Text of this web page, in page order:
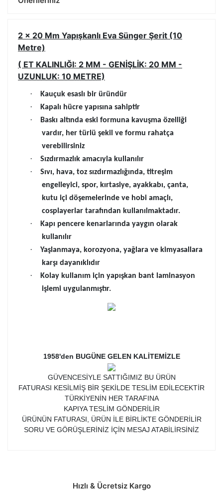
2 x 20 Mm Yapışkanlı Eva Sünger Şerit (10
Metre)
( ET KALINLIĞI: 2 MM - GENİŞLİK: 20 MM -
UZUNLUK: 10 METRE)
· Kauçuk esaslı bir üründür
· Kapalı hücre yapısına sahiptir
·
Baskı altında eski formuna kavuşma özelliği
vardır, her türlü şekil ve formu rahatça
verebilirsiniz
· Sızdırmazlık amacıyla kullanılır
·
Sıvı, hava, toz sızdırmazlığında, titreşim
engelleyici, spor, kırtasiye, ayakkabı, çanta,
kutu içi döşemelerinde ve hobi amaçlı,
cosplayerlar tarafından kullanılmaktadır.
·
Kapı pencere kenarlarında yaygın olarak
kullanılır
·
Yaşlanmaya, korozyona, yağlara ve kimyasallara
karşı dayanıklıdır
·
Kolay kullanım için yapışkan bant laminasyon
işlemi uygulanmıştır.
1958'den BUGÜNE GELEN KALİTEMİZLE
GÜVENCESİYLE SATTIĞIMIZ BU ÜRÜN
FATURASI KESİLMİŞ BİR ŞEKİLDE TESLİM EDİLECEKTİR
TÜRKİYENİN HER TARAFINA
KAPIYA TESLİM GÖNDERİLİR
ÜRÜNÜN FATURASI, ÜRÜN İLE BİRLİKTE GÖNDERİLİR
SORU VE GÖRÜŞLERİNİZ İÇİN MESAJ ATABİLİRSİNİZ
Hızlı & Ücretsiz Kargo